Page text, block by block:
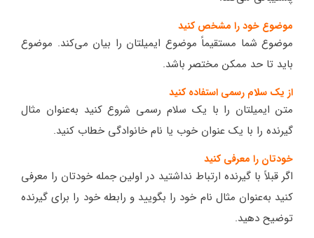
موضوع خود را مشخص کنید
موضوع شما مستقیماً موضوع ایمیلتان را بیان می‌کند. موضوع
باید تا حد ممکن مختصر باشد.
از یک سلام رسمی استفاده کنید
متن ایمیلتان را با یک سلام رسمی شروع کنید به‌عنوان مثال
گیرنده را با یک عنوان خوب یا نام خانوادگی خطاب کنید.
خودتان را معرفی کنید
اگر قبلاً با گیرنده ارتباط نداشتید در اولین جمله خودتان را معرفی
کنید به‌عنوان مثال نام خود را بگویید و رابطه خود را برای گیرنده
توضیح دهید.